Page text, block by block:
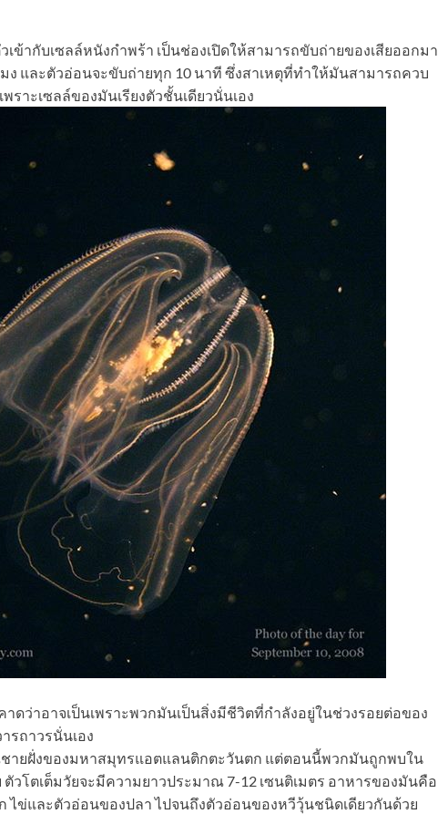
ข้ากับเซลล์หนังกำพร้า เป็นช่องเปิดให้สามารถขับถ่ายของเสียออกมา
ง และตัวอ่อนจะขับถ่ายทุก 10 นาที ซึ่งสาเหตุที่ทำให้มันสามารถควบ
ราะเซลล์ของมันเรียงตัวชั้นเดียวนั่นเอง
ดว่าอาจเป็นเพราะพวกมันเป็นสิ่งมีชีวิตที่กำลังอยู่ในช่วงรอยต่อของ
ถาวรนั่นเอง
ายฝั่งของมหาสมุทรแอตแลนติกตะวันตก แต่ตอนนี้พวกมันถูกพบใน
วโตเต็มวัยจะมีความยาวประมาณ 7-12 เซนติเมตร อาหารของมันคือ
ไข่และตัวอ่อนของปลา ไปจนถึงตัวอ่อนของหวีวุ้นชนิดเดียวกันด้วย